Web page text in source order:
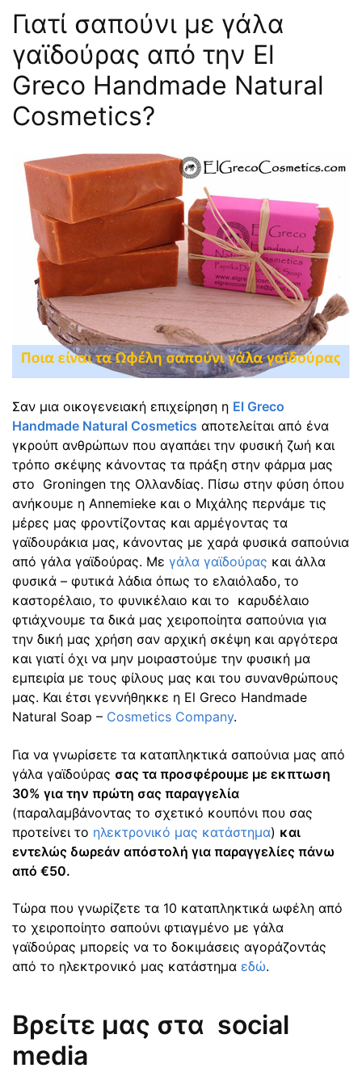
Γιατί σαπούνι με γάλα
γαϊδούρας από την El
Greco Handmade Natural
Cosmetics?
Σαν μια οικογενειακή επιχείρηση η El Greco
Handmade Natural Cosmetics αποτελείται από ένα
γκρούπ ανθρώπων που αγαπάει την φυσική ζωή και
τρόπο σκέψης κάνοντας τα πράξη στην φάρμα μας
στο Groningen της Ολλανδίας. Πίσω στην φύση όπου
ανήκουμε η Annemieke και ο Μιχάλης περνάμε τις
μέρες μας φροντίζοντας και αρμέγοντας τα
γαϊδουράκια μας, κάνοντας με χαρά φυσικά σαπούνια
από γάλα γαϊδούρας. Με γάλα γαϊδούρας και άλλα
φυσικά – φυτικά λάδια όπως το ελαιόλαδο, το
καστορέλαιο, το φυνικέλαιο και το καρυδέλαιο
φτιάχνουμε τα δικά μας χειροποίητα σαπούνια για
την δική μας χρήση σαν αρχική σκέψη και αργότερα
και γιατί όχι να μην μοιραστούμε την φυσική μα
εμπειρία με τους φίλους μας και του συνανθρώπους
μας. Και έτσι γεννήθηκκε η El Greco Handmade
Natural Soap – Cosmetics Company.
Για να γνωρίσετε τα καταπληκτικά σαπούνια μας από
γάλα γαϊδούρας σας τα προσφέρουμε με εκπτωση
30% για την πρώτη σας παραγγελία
(παραλαμβάνοντας το σχετικό κουπόνι που σας
προτείνει το ηλεκτρονικό μας κατάστημα) και
εντελώς δωρεάν απόστολή για παραγγελίες πάνω
από €50.
Τώρα που γνωρίζετε τα 10 καταπληκτικά ωφέλη από
το χειροποίητο σαπούνι φτιαγμένο με γάλα
γαϊδούρας μπορείς να το δοκιμάσεις αγοράζοντάς
από το ηλεκτρονικό μας κατάστημα εδώ.
Βρείτε μας στα social
media